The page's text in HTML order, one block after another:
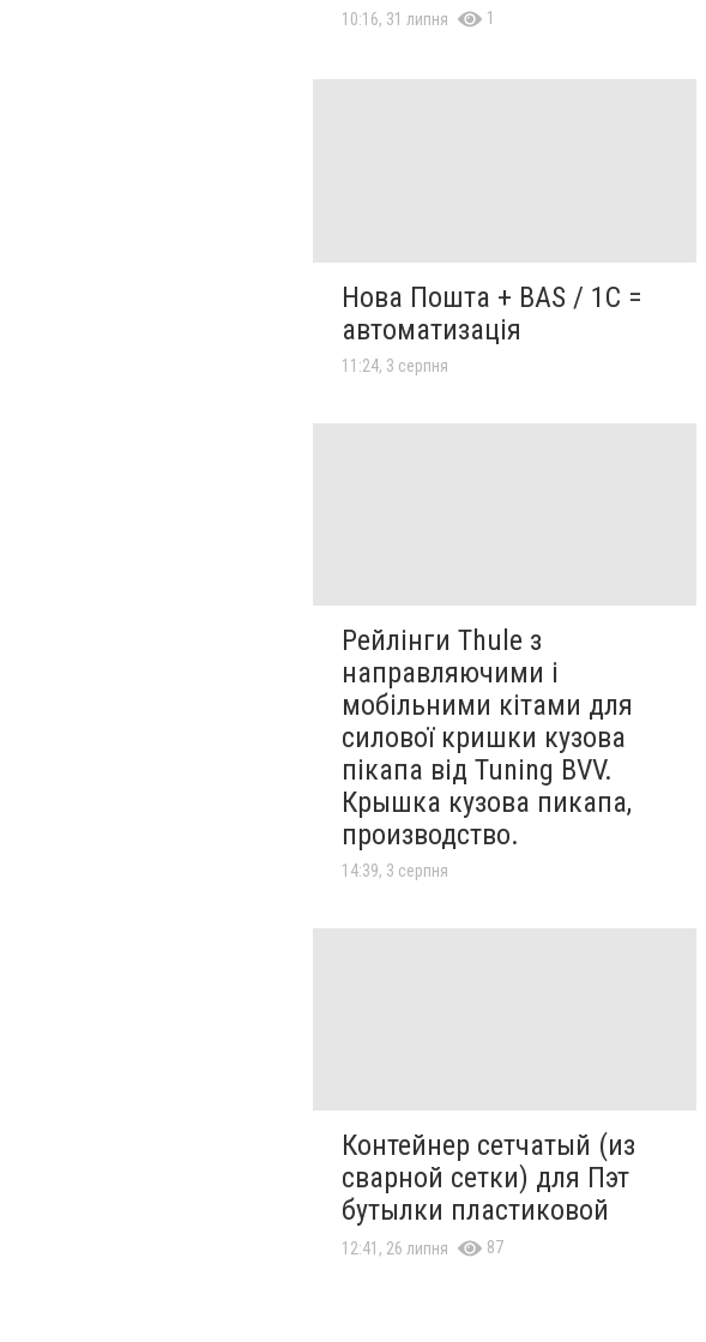
10:16, 31 липня 1
Нова Пошта + BAS / 1C =
автоматизація
11:24, 3 серпня
Рейлінги Thule з
направляючими і
мобільними кітами для
силової кришки кузова
пікапа від Tuning BVV.
Крышка кузова пикапа,
производство.
14:39, 3 серпня
Контейнер сетчатый (из
сварной сетки) для Пэт
бутылки пластиковой
12:41, 26 липня 87